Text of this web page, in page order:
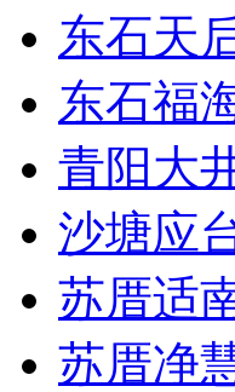
东石天
东石福
青阳大
沙塘应
苏厝适
苏厝净